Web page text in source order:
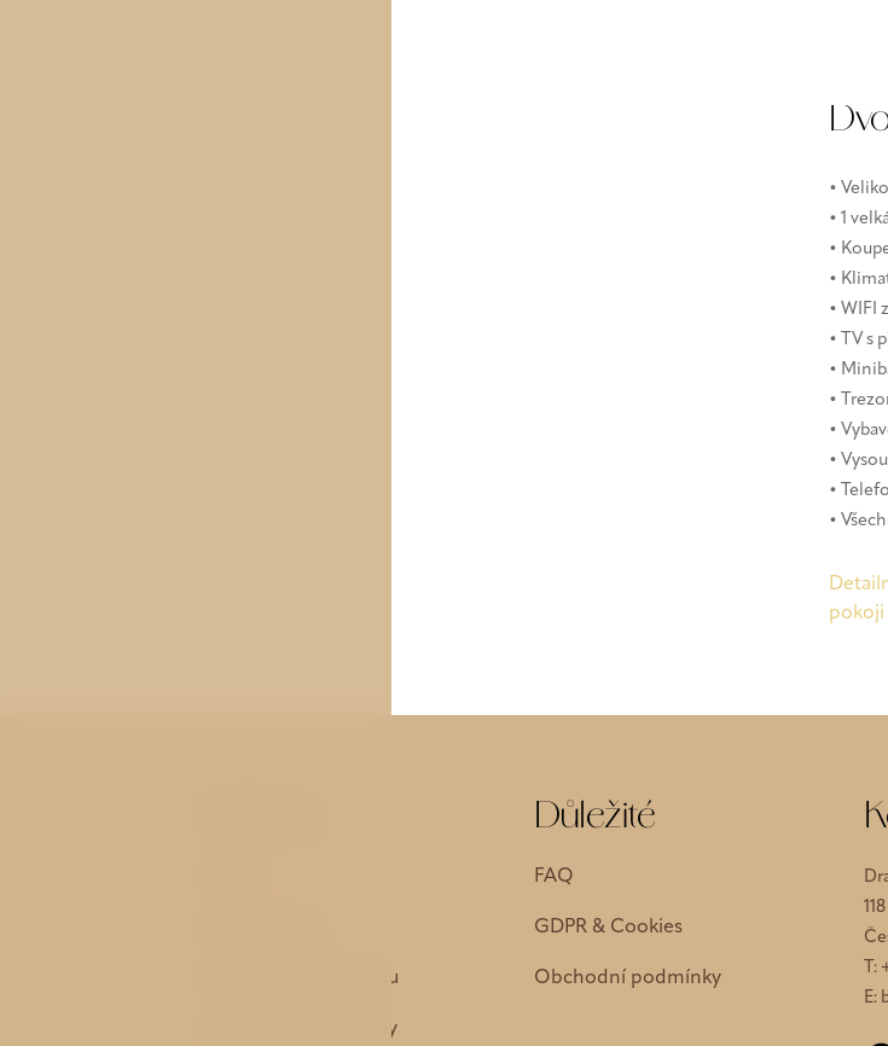
•
• 1
•
•
• WIFI
• TV s
•
•
•
•
•
•
pokoji
Historie a okolí hotelu
Garance nejnižší ceny
Důležité
FAQ
GDPR & Cookies
Obchodní podmínky
T:
E: